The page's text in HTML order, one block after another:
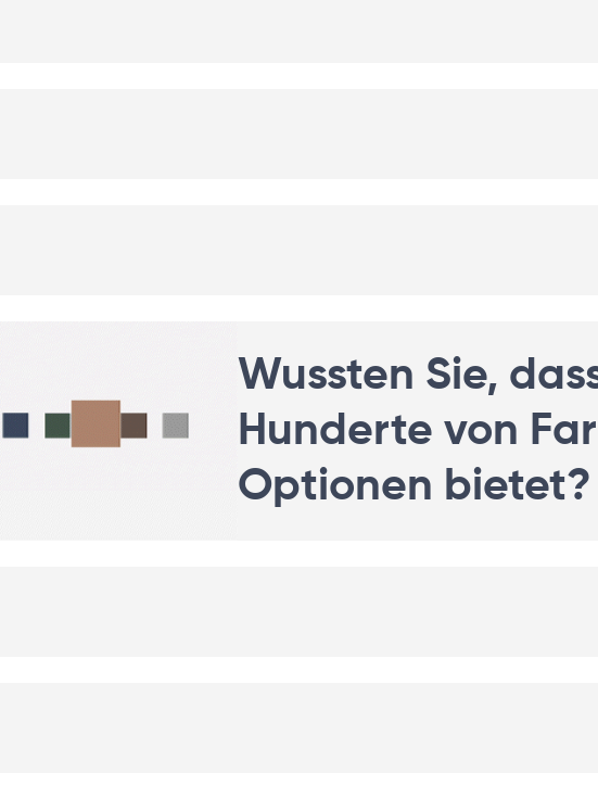
Wussten Sie,
Hunderte von
Optionen bietet?